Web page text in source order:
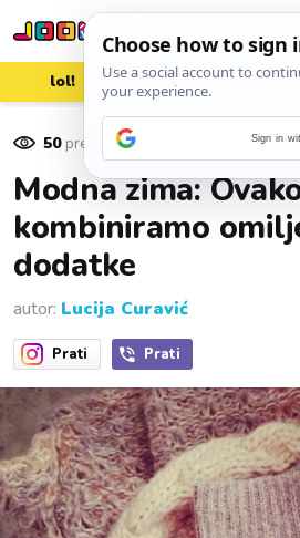
lol! aww
50pregleda
Modna zima:
kombiniramo
dodatke
autor: Lucija Curavić
Prati Prati
Sign in